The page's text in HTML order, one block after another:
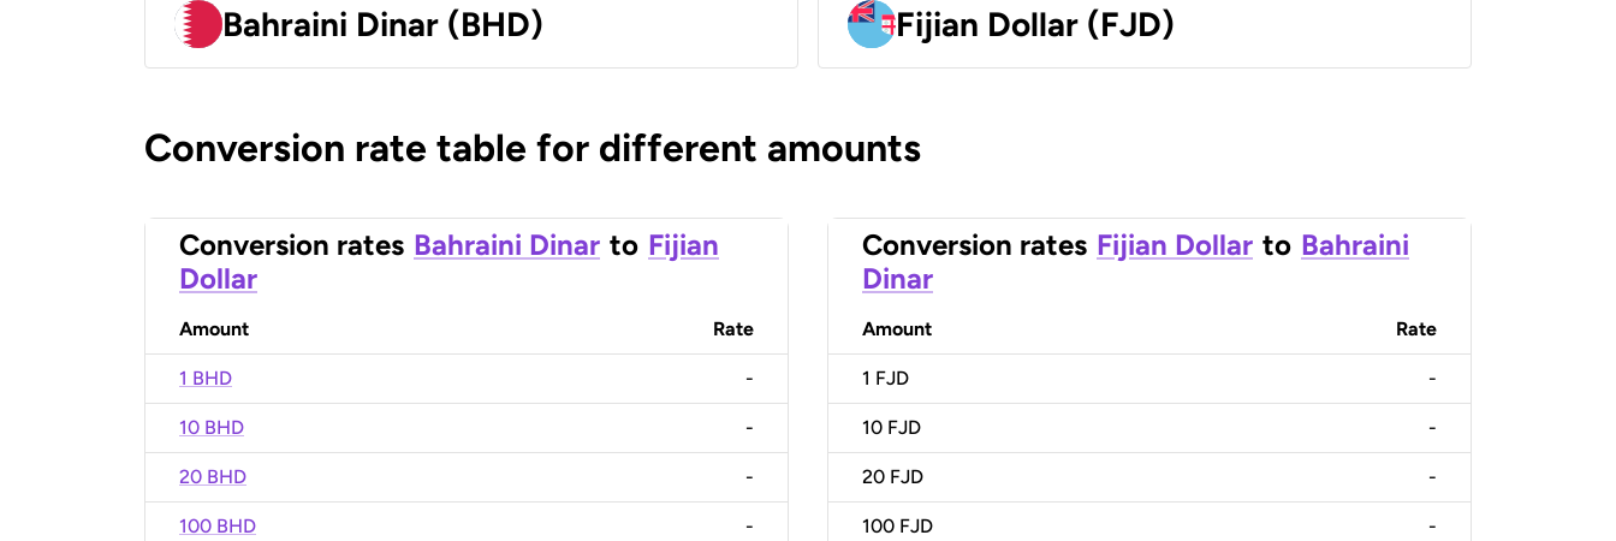
Bahraini Dinar (BHD) Fijian Dollar (FJD)
Conversion rate table for different amounts
Conversion rates Bahraini Dinar to Fijian
Dollar
Amount Rate
1 BHD -
10 BHD -
20 BHD -
100 BHD -
Conversion rates Fijian Dollar to Bahraini
Dinar
Amount Rate
1 FJD -
10 FJD -
20 FJD -
100 FJD -